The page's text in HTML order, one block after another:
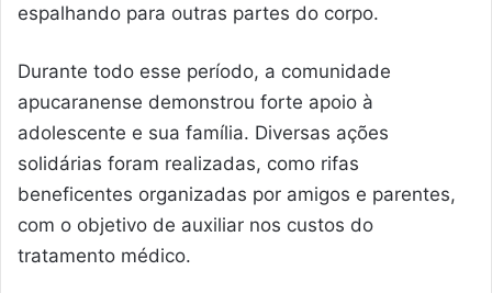
espalhando para outras partes do corpo.
Durante todo esse período, a comunidade
apucaranense demonstrou forte apoio à
adolescente e sua família. Diversas ações
solidárias foram realizadas, como rifas
beneficentes organizadas por amigos e parentes,
com o objetivo de auxiliar nos custos do
tratamento médico.